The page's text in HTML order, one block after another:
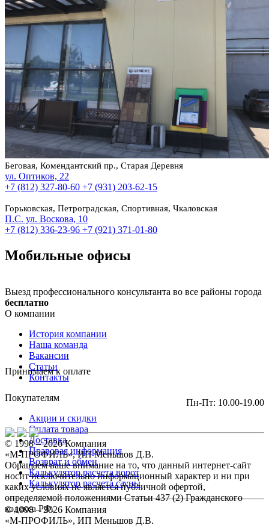
Беговая, Комендантский пр., Старая Деревня
ул. Оптиков, 22
+7 (812) 327-80-60 +7 (931) 203-62-15
Горьковская, Петроградская, Спортивная, Чкаловская
П.С. ул. Воскова, 10
+7 (812) 336-23-96 +7 (921) 371-01-80
Мобильные офисы
Выезд профессионального консультанта во все районы города
бесплатно
О компании
История компании
Наша команда
Вакансии
Статьи
Контакты
Покупателям
Акции и скидки
Оплата товара
Доставка
Правовая информация
Возврат и обмен
Калькулятор расчета ворот
Калькулятор расчета сауны
© 1998 – 2026 Компания
«М-ПРОФИЛЬ», ИП Меньшов Д.В.
Принимаем к оплате
Пн-Пт: 10.00-19.00
© 1998 – 2026 Компания
«М-ПРОФИЛЬ», ИП Меньшов Д.В.
Обращаем ваше внимание на то, что данный интернет-сайт
носит исключительно информационный характер и ни при
каких условиях не является публичной офертой,
определяемой положениями Статьи 437 (2) Гражданского
кодекса РФ.